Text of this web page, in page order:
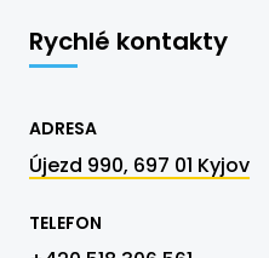
Rychlé kontakty
ADRESA
Újezd 990, 697 01 Kyjov
TELEFON